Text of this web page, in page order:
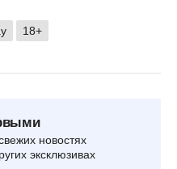
18+
новостях
эксклюзивах